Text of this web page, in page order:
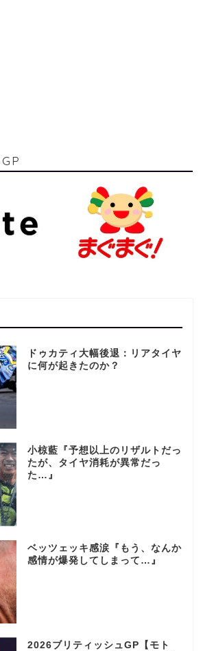
ドゥカティ大幅後退：リアタイヤ
に何が起きたのか？
小椋藍『予想以上のリザルトだっ
たが、タイヤ消耗が異常だっ
た…』
ベッツェッキ感涙『もう、なんか
感情が爆発してしまって…』
2026ブリティッシュGP【モト